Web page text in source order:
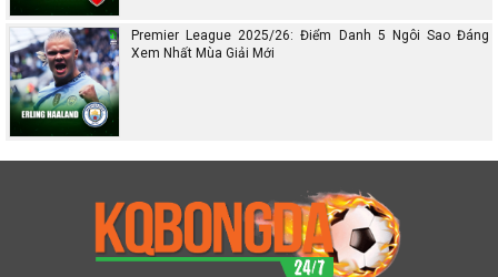
Premier League 2025/26: Điểm Danh 5 Ngôi Sao Đáng
Xem Nhất Mùa Giải Mới